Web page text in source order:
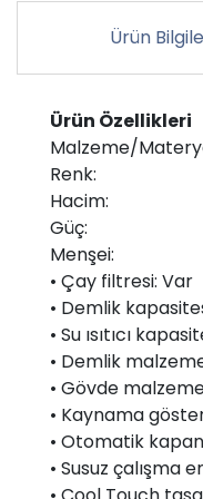
Ürün
Ürün Özellikleri
Malzeme/
Renk:
Hacim:
Güç:
Menşei:
• Çay filtresi: Var
• Demlik
• Su ısıtıcı
• Demlik
• Gövde
• Kaynama
• Otomatik
• Susuz çalışma